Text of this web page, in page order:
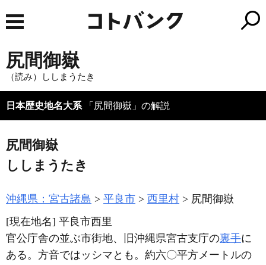
尻間御嶽
（読み）ししまうたき
日本歴史地名大系 「尻間御嶽」の解説
尻間御嶽
ししまうたき
沖縄県：宮古諸島 平良市 西里村
尻間御嶽
[現在地名] 平良市西里
官公庁舎の並ぶ市街地、旧沖縄県宮古支庁の裏手に
ある。方音ではッシマとも。約六〇平方メートルの